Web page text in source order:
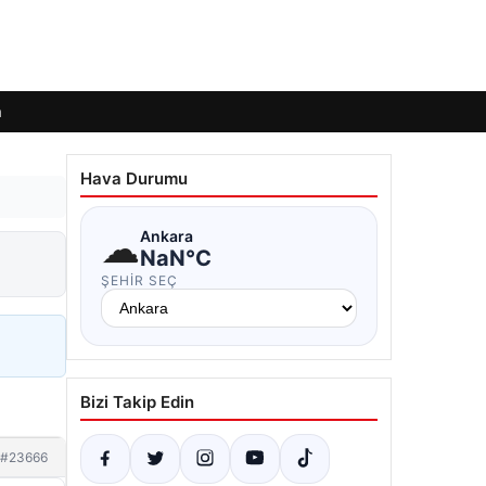
#23666
Hava Durumu
☁Ankara
NaN°C
ŞEHIR SEÇ
Bizi Takip Edin